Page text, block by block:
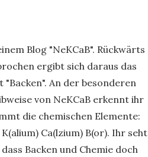
Blog "NeKCaB". Rückwärts
ergibt sich daraus das
"Backen". An der besonderen
von NeKCaB erkennt ihr
die chemischen Elemente:
K(alium) Ca(lzium) B(or). Ihr seht
dass Backen und Chemie doch